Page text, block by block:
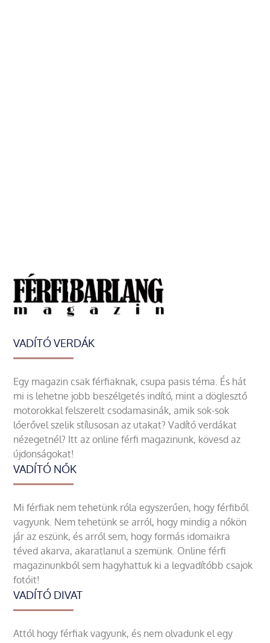
VADÍTÓ VERDÁK
Egy magazin csak férfiaknak, csupa pasis téma. És hát
mi is lehetne jobb beszélgetés indító, mint a döglesztő
motorokkal felszerelt csodamasinák, amik sok-sok
lóerővel szelik stílusosan az utakat? Vadító verdákat
nézegetnél? Itt az online férfi magazinunk, kövesd az
újdonságokat!
VADÍTÓ NŐK
Mi férfiak nem tehetünk róla egyszerűen, hogy férfiből
vagyunk. Nem tehetünk se arról, hogy mindig a nőkön
jár az eszünk, és arról sem, hogy formás idomaikra
téved akarva, akaratlanul a szemünk. Online férfi
magazinunkból sem hagyhattuk ki a legvadítóbb csajok
fotóit!
VADÍTÓ DIVAT
Attól hogy férfiak vagyunk, és nem olvadunk el egy